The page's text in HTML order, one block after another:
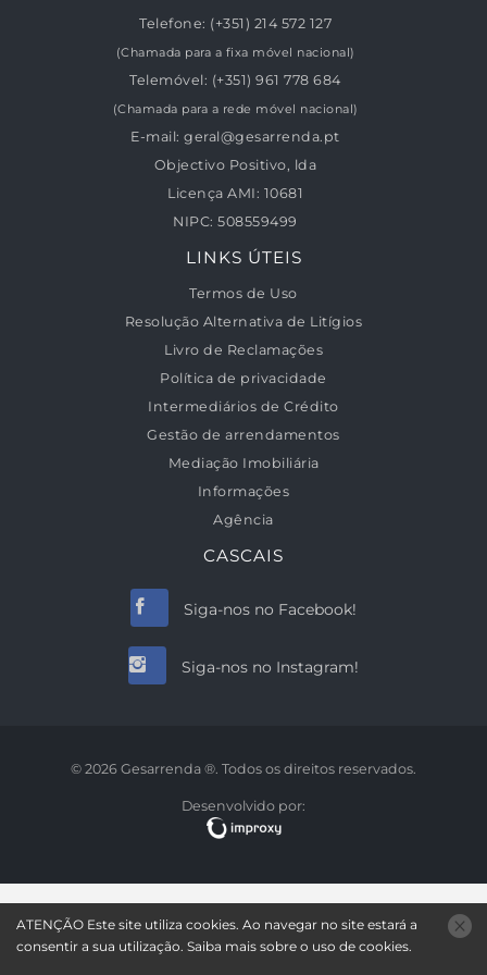
ATENÇÃO Este site utiliza cookies. Ao navegar no site estará a
consentir a sua utilização. Saiba mais sobre o uso de cookies.
Telefone: (+351) 214 572 127
(Chamada para a fixa móvel nacional)
Telemóvel: (+351) 961 778 684
(Chamada para a rede móvel nacional)
E-mail: geral@gesarrenda.pt
Objectivo Positivo, lda
Licença AMI: 10681
NIPC: 508559499
LINKS ÚTEIS
Termos de Uso
Resolução Alternativa de Litígios
Livro de Reclamações
Política de privacidade
Intermediários de Crédito
Gestão de arrendamentos
Mediação Imobiliária
Informações
Agência
CASCAIS
Siga-nos no Facebook!
Siga-nos no Instagram!
© 2026 Gesarrenda ®. Todos os direitos reservados.
Desenvolvido por: